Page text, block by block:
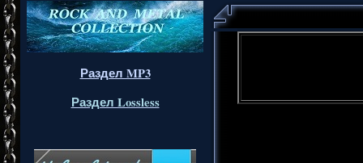
Раздел MP3
Раздел Lossless